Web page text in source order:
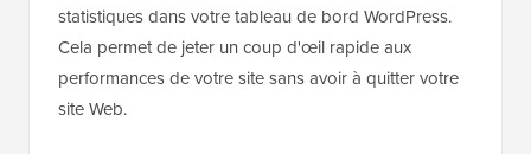
statistiques dans votre tableau de bord WordPress.
Cela permet de jeter un coup d'œil rapide aux
performances de votre site sans avoir à quitter votre
site Web.